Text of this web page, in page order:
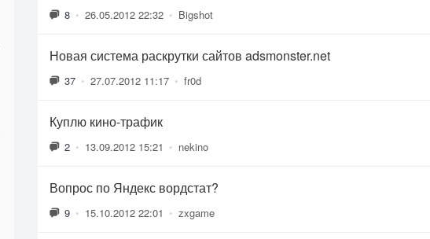
8 • 26.05.2012 22:32 • Bigshot
Новая система раскрутки сайтов adsmonster.net
37 • 27.07.2012 11:17 • fr0d
Куплю кино-трафик
2 • 13.09.2012 15:21 • nekino
Вопрос по Яндекс вордстат?
9 • 15.10.2012 22:01 • zxgame